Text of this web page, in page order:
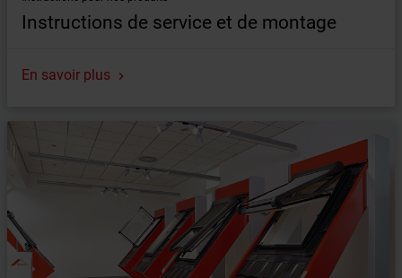
Instructions de service et de montage
En savoir plus